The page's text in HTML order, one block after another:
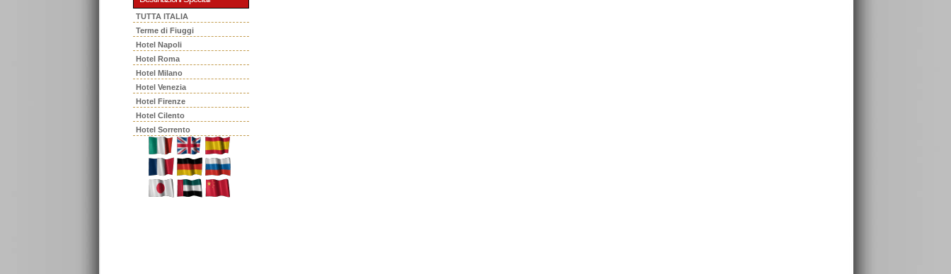
TUTTA ITALIA
Terme di Fiuggi
Hotel Napoli
Hotel Roma
Hotel Milano
Hotel Venezia
Hotel Firenze
Hotel Cilento
Hotel Sorrento